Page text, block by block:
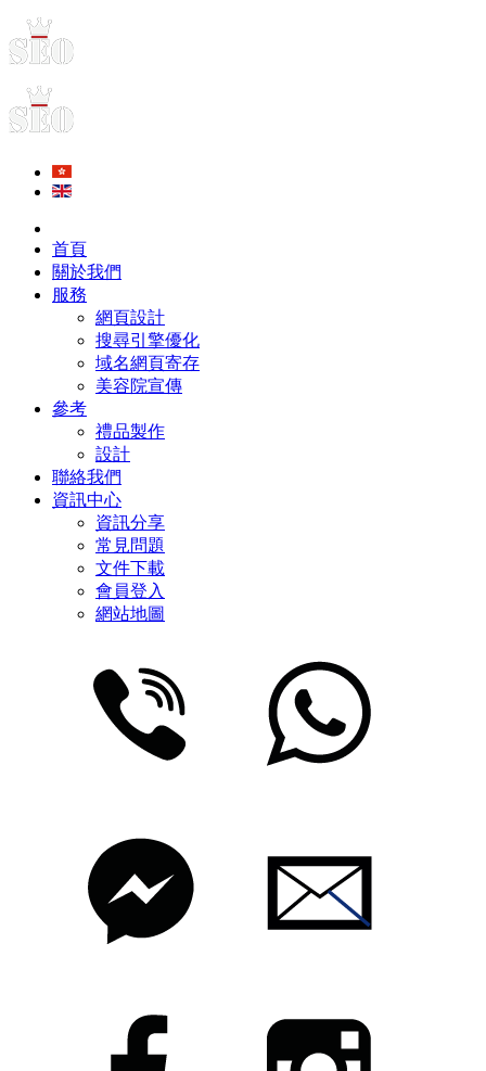
首頁
關於我們
服務
網頁設計
搜尋引擎優化
域名網頁寄存
美容院宣傳
參考
禮品製作
設計
聯絡我們
資訊中心
資訊分享
常見問題
文件下載
會員登入
網站地圖